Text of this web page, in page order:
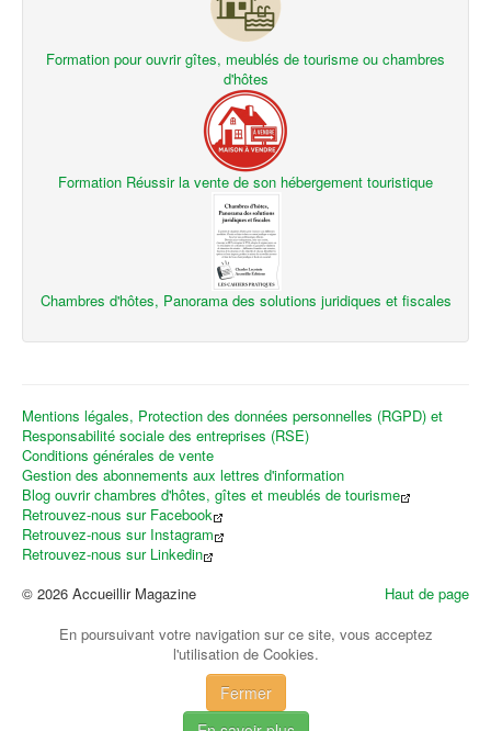
Formation pour ouvrir gîtes, meublés de tourisme ou chambres
d'hôtes
Formation Réussir la vente de son hébergement touristique
Chambres d'hôtes, Panorama des solutions juridiques et fiscales
Mentions légales, Protection des données personnelles (RGPD) et
Responsabilité sociale des entreprises (RSE)
Conditions générales de vente
Gestion des abonnements aux lettres d'information
Blog ouvrir chambres d'hôtes, gîtes et meublés de tourisme
Retrouvez-nous sur Facebook
Retrouvez-nous sur Instagram
Retrouvez-nous sur Linkedin
Haut de page
© 2026 Accueillir Magazine
En poursuivant votre navigation sur ce site, vous acceptez
l'utilisation de Cookies.
Fermer